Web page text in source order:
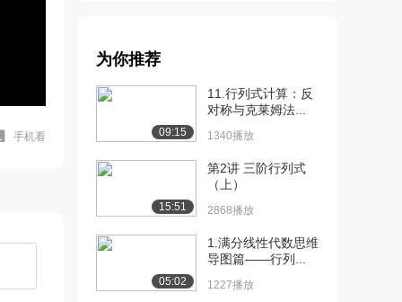
手机看
[8] 矩阵法求向量组合
17.0万播放
[9] 奇异矩阵 14:26
14.4万播放
[11] 求解三元方程组
16:30
为你推荐
09:15
11.行列式计算：反
对称与克莱姆法...
1340播放
15:51
第2讲 三阶行列式
（上）
2868播放
05:02
1.满分线性代数思维
导图篇——行列...
1227播放